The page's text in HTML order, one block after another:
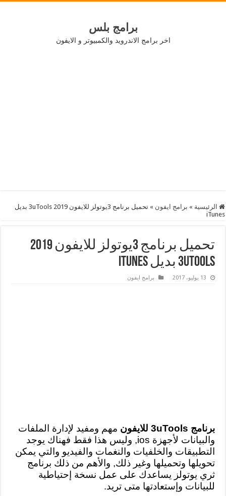
برامج بلس
اخر برامج الاندرويد والكمبيوتر و الايفون
الرئيسية » برامج ايفون »
تحميل برنامج 3يوتولز للايفون 2019 3uTools بديل
iTunes
تحميل برنامج 3يوتولز للايفون 2019
3uTools بديل iTunes
13 يوليو، 2017 برامج ايفون
برنامج 3uTools للايفون
مهم ومفيد لإدارة الملفات
والبيانات لأجهزة ios, وليس هذا فقط فهناك يوجد
التطبيقات والخلفيات والنغمات والفيديو والتي يمكن
تحويلها وتحميلها وغير ذلك, والأهم من ذلك برنامج
ثري يوتولز يساعدك على عمل نسخة إحتياطية
للبيانات وإستعادتها متى تريد.